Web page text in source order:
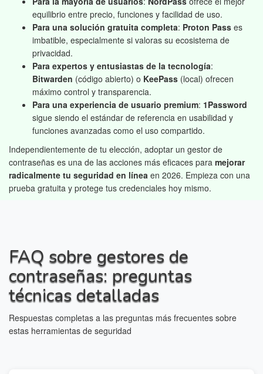
equilibrio entre precio, funciones y facilidad de uso.
Para una solución gratuita completa: Proton Pass es
imbatible, especialmente si valoras su ecosistema de
privacidad.
Para expertos y entusiastas de la tecnología:
Bitwarden (código abierto) o KeePass (local) ofrecen
máximo control y transparencia.
Para una experiencia de usuario premium: 1Password
sigue siendo el estándar de referencia en usabilidad y
funciones avanzadas como el uso compartido.
Independientemente de tu elección, adoptar un gestor de
contraseñas es una de las acciones más eficaces para mejorar
radicalmente tu seguridad en línea en 2026. Empieza con una
prueba gratuita y protege tus credenciales hoy mismo.
FAQ sobre gestores de
contraseñas: preguntas
técnicas detalladas
Respuestas completas a las preguntas más frecuentes sobre
estas herramientas de seguridad